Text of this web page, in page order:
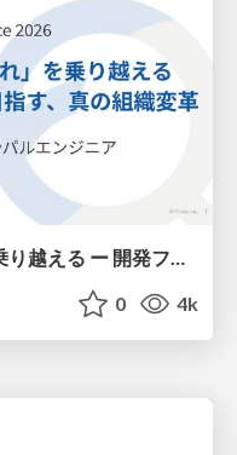
生成AI導入の「期待外れ」を乗り越える ー 開発フロー改革が目指す、真の組織変革
0 4k